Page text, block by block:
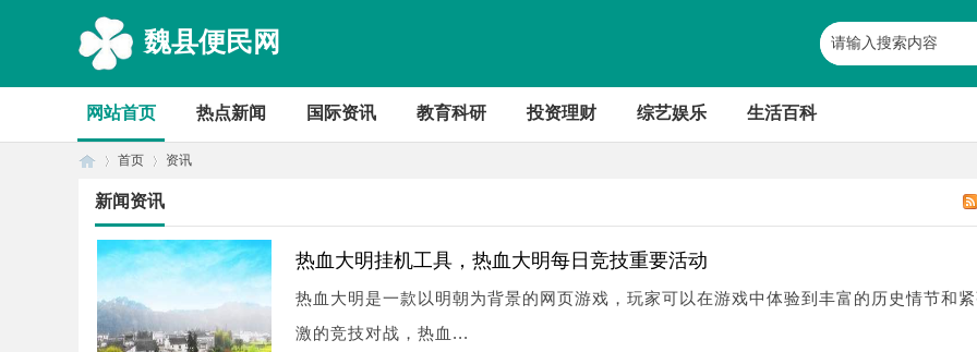
魏县便民网
网站首页 热点新闻 国际资讯 教育科研 投资理财 综艺娱乐 生活百科
›
首页
›
资讯
新闻资讯
热血大明挂机工具，热血大明每日竞技重要活动
热血大明是一款以明朝为背景的网页游戏，玩家可以在游戏中体验到丰富的历史情节和
激的竞技对战，热血...